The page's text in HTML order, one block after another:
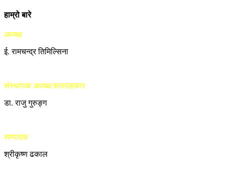
हाम्रो बारे
अध्यक्ष
ई. रामचन्द्र तिमिल्सिना
संस्थापक अध्यक्ष/सल्लाहकार
डा. राजु गुरुङ्ग
सम्पादक
श्रीकृष्ण ढकाल